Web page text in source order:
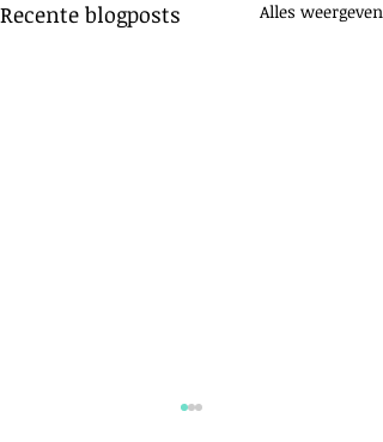
Recente blogposts Alles weergeven